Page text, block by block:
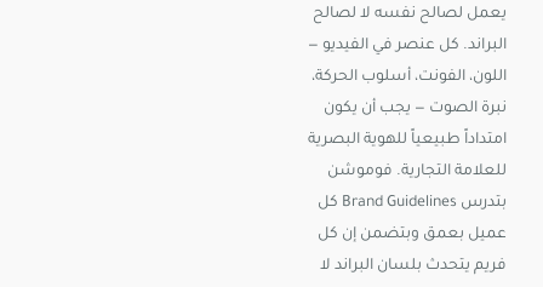
يعمل لصالح نفسه لا لصالح
البراند. كل عنصر في الفيديو —
اللون، الفونت، أسلوب الحركة،
نبرة الصوت — يجب أن يكون
امتداداً طبيعياً للهوية البصرية
للعلامة التجارية. فوموشن
بتدرس Brand Guidelines كل
عميل بعمق وبتضمن إن كل
فريم يتحدث بلسان البراند لا